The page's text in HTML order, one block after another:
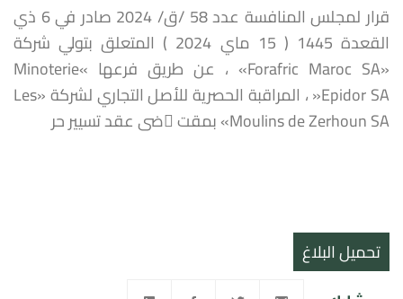
قرار لمجلس المنافسة عدد 58 /ق/ 2024 صادر في 6 ذي
القعدة 1445 ( 15 ماي 2024 ) المتعلق بتولي شركة
«Forafric Maroc SA» ، عن طريق فرعها »Minoterie
Epidor SA« ، المراقبة الحصرية للأصل التجاري لشركة «Les
Moulins de Zerhoun SA» بمقت 􀘺ضى عقد تسيير حر
تحميل البلاغ